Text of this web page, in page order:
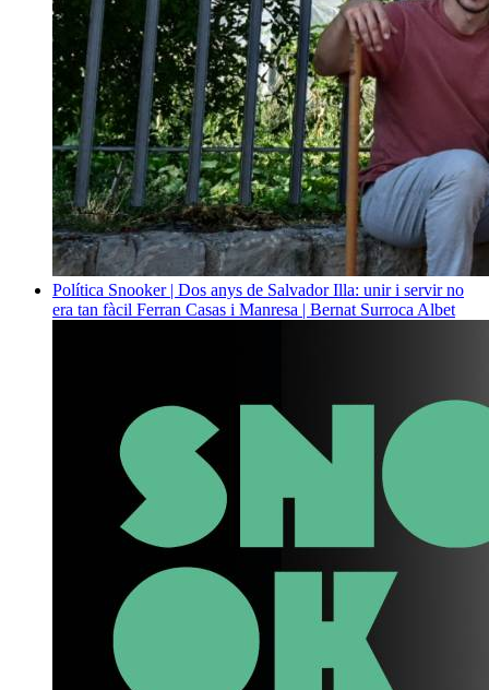
Política Snooker | Dos anys de Salvador Illa: unir i servir no
era tan fàcil Ferran Casas i Manresa | Bernat Surroca Albet